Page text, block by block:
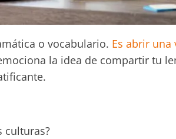
o vocabulario. Es abrir
la idea de compartir tu
culturas?